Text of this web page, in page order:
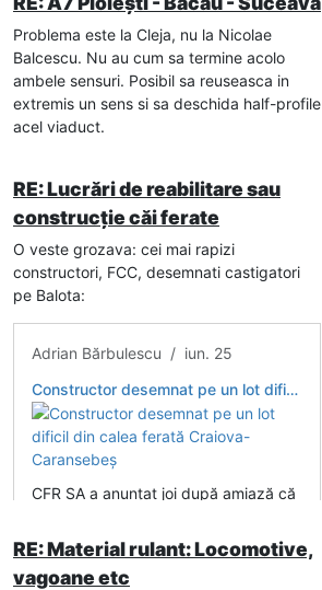
Linia veche prin Balota nu se ating de ea,
nu intra in proiectul de reabilitare.
Problema este la Cleja, nu la Nicolae
Balcescu. Nu au cum sa termine acolo
ambele sensuri. Posibil sa reuseasca in
extremis un sens si sa deschida half-profile
acel viaduct.
RE: Lucrări de reabilitare sau
construcție căi ferate
O veste grozava: cei mai rapizi
constructori, FCC, desemnati castigatori
pe Balota:
Adrian Bărbulescu / iun. 25
Constructor desemnat pe un lot dificil din calea ferată Craiova-Caransebeș
CFR SA a anunțat joi după amiază că
pentru un lot dificil din calea ferată
Craiova-Caransebeș
RE: Material rulant: Locomotive,
vagoane etc